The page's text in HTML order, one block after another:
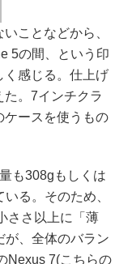
ことなどから、
5の間、という印
く感じる。仕上げ
。7インチクラ
ケースを使うもの
も308gもしくは
る。そのため、
ささ以上に「薄
が、全体のバラン
Nexus 7(こちらの